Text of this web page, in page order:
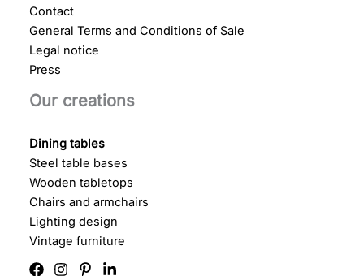
Contact
General Terms and Conditions of Sale
Legal notice
Press
Our creations
Dining tables
Steel table bases
Wooden tabletops
Chairs and armchairs
Lighting design
Vintage furniture